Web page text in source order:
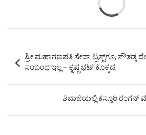
Post
navigation
ಶ್ರೀ ಮಹಾಗಣಪತಿ ಸೇವಾ ಟ್ರಸ್ಟ್‌ಗೂ, ಸೌತಡ್ಕ
ಸಂಬಂಧ ಇಲ್ಲ – ಕೃಷ್ಣ ಭಟ್ ಕೊಕ್ಕಡ
ಶಿಬಾಜೆಯಲ್ಲಿ ಕಸ್ತೂರಿ